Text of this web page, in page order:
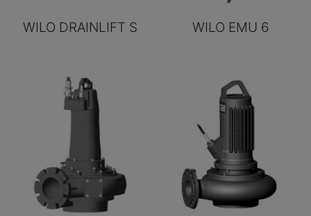
WILO DRAINLIFT S WILO EMU 6